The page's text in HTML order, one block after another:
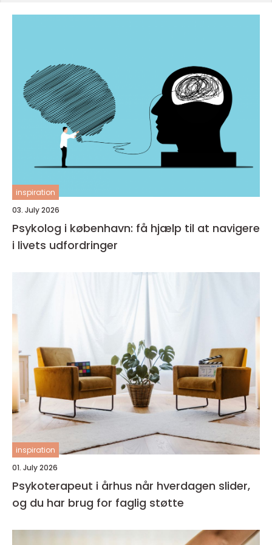
inspiration
03. July 2026
Psykolog i københavn: få hjælp til at navigere
i livets udfordringer
inspiration
01. July 2026
Psykoterapeut i århus når hverdagen slider,
og du har brug for faglig støtte